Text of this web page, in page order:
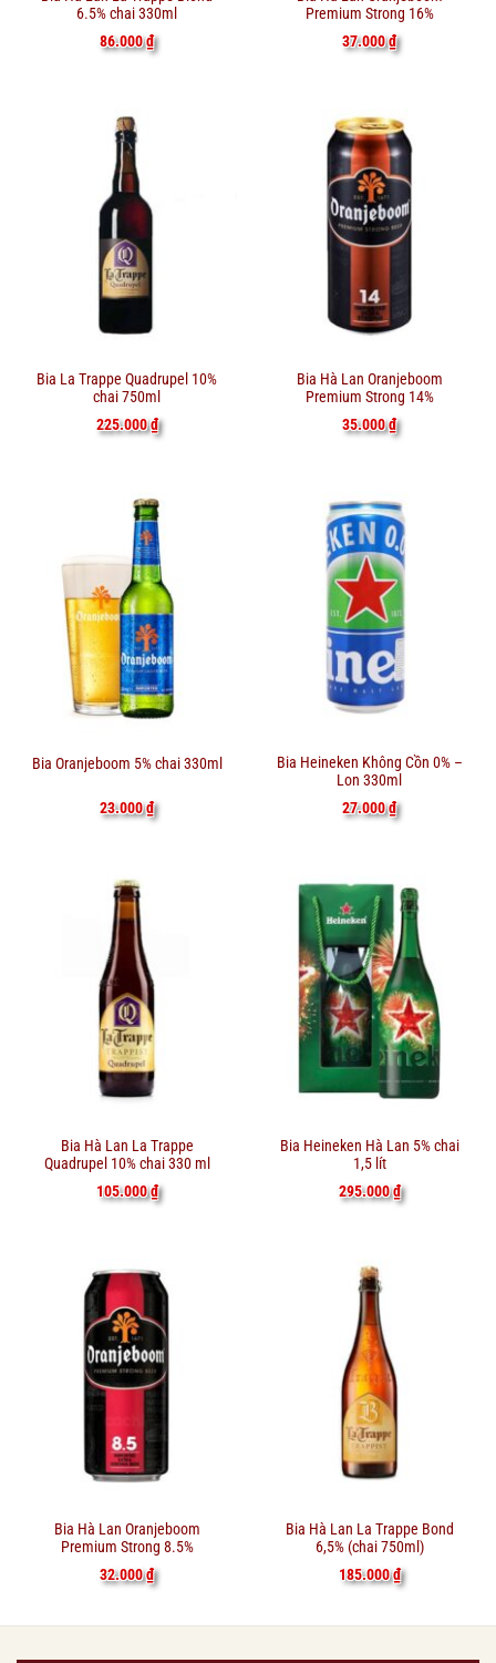
6.5% chai 330ml
86.000₫
Premium Strong 16%
37.000₫
Bia La Trappe Quadrupel 10%
chai 750ml
225.000₫
Bia Hà Lan Oranjeboom
Premium Strong 14%
35.000₫
Bia Oranjeboom 5% chai 330ml
23.000₫
Bia Heineken Không Cồn 0% –
Lon 330ml
27.000₫
Bia Hà Lan La Trappe
Quadrupel 10% chai 330 ml
105.000₫
Bia Heineken Hà Lan 5% chai
1,5 lít
295.000₫
Bia Hà Lan Oranjeboom
Premium Strong 8.5%
32.000₫
Bia Hà Lan La Trappe Bond
6,5% (chai 750ml)
185.000₫